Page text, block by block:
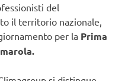
del
il territorio nazionale,
per la Prima